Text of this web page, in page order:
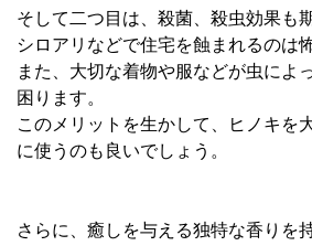
そして二つ目は、殺菌、殺虫効果も
シロアリなどで住宅を蝕まれるのは
また、大切な着物や服などが虫によ
困ります。
このメリットを生かして、ヒノキを
に使うのも良いでしょう。
さらに、癒しを与える独特な香りを